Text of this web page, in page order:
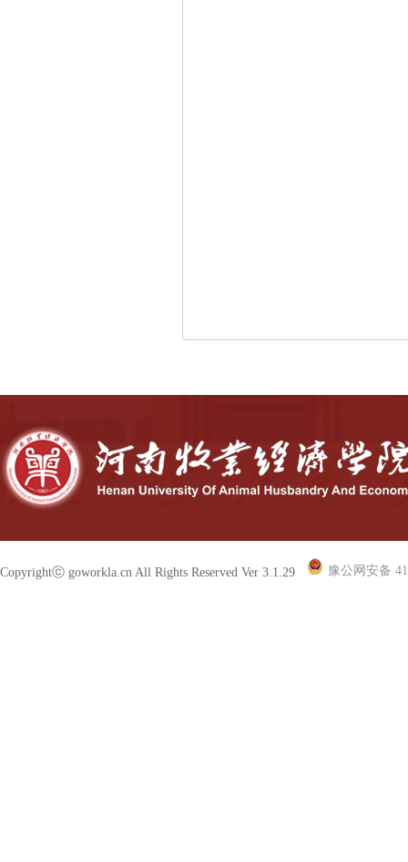
Copyrightⓒ goworkla.cn All Rights Reserved Ver 3.1.29 豫公网安备